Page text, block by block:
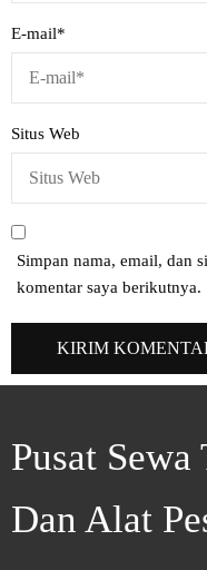
E-mail*
Situs Web
Simpan nama, email, dan
komentar saya berikutnya.
Pusat
Dan Alat